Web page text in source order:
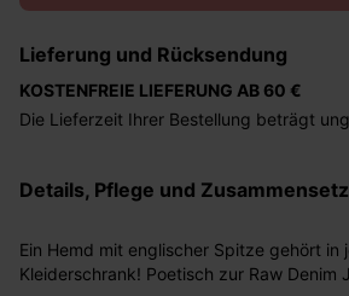
Lieferung und Rücksendung
KOSTENFREIE LIEFERUNG AB 60 €
Die Lieferzeit Ihrer Bestellung beträgt
betragen 2,95 Euro bei einem Bestellwert
Sie haben das Recht binnen 30 Tagen
Details, Pflege und
Ein Hemd mit englischer Spitze gehört in
Kleiderschrank! Poetisch zur Raw Denim